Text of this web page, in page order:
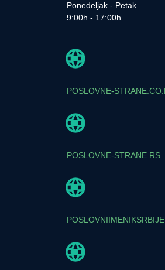
Ponedeljak - Petak
9:00h - 17:00h
POSLOVNE-
POSLOVNE-STRANE.RS